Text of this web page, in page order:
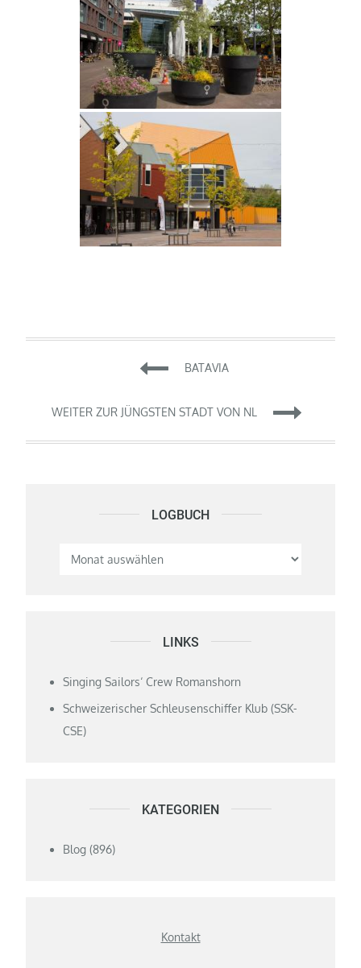
Beitragsnavigation
BATAVIA
WEITER ZUR JÜNGSTEN STADT VON NL
LOGBUCH Logbuch
LINKS
Singing Sailors‘ Crew Romanshorn
Schweizerischer Schleusenschiffer Klub (SSK-
CSE)
KATEGORIEN
Blog (896)
Kontakt